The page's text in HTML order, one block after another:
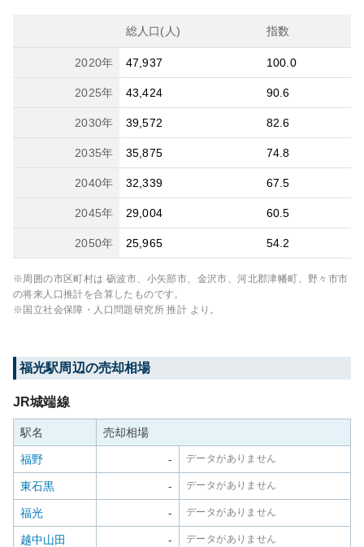
総人口(人) 指数
2020年 47,937 100.0
2025年 43,424 90.6
2030年 39,572 82.6
2035年 35,875 74.8
2040年 32,339 67.5
2045年 29,004 60.5
2050年 25,965 54.2
※周囲の市区町村は 砺波市、小矢部市、金沢市、河北郡津幡町、野々市市
の将来人口推計を合算したものです。
※国立社会保障・人口問題研究所 推計 より。
福光駅周辺の売却相場
JR城端線
駅名 売却相場
福野 - データがありません
東石黒 - データがありません
福光 - データがありません
越中山田 - データがありません